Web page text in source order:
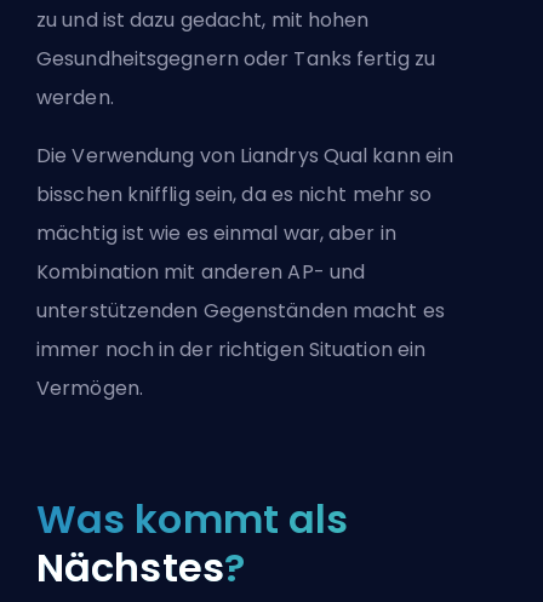
zu und ist dazu gedacht, mit hohen
Gesundheitsgegnern oder Tanks fertig zu
werden.
Die Verwendung von Liandrys Qual kann ein
bisschen knifflig sein, da es nicht mehr so
mächtig ist wie es einmal war, aber in
Kombination mit anderen AP- und
unterstützenden Gegenständen macht es
immer noch in der richtigen Situation ein
Vermögen.
Was kommt als
Nächstes?